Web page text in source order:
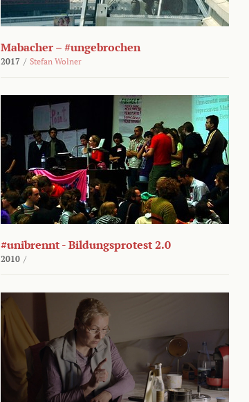
Mabacher – #ungebrochen
2017 / Stefan Wolner
#unibrennt - Bildungsprotest 2.0
2010 /